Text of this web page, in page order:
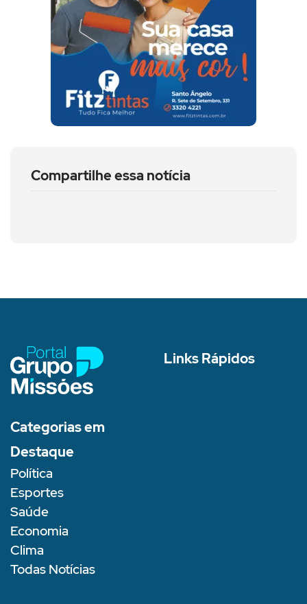
Compartilhe essa notícia
Links Rápidos
Categorias em
Destaque
Política
Esportes
Saúde
Economia
Clima
Todas Notícias